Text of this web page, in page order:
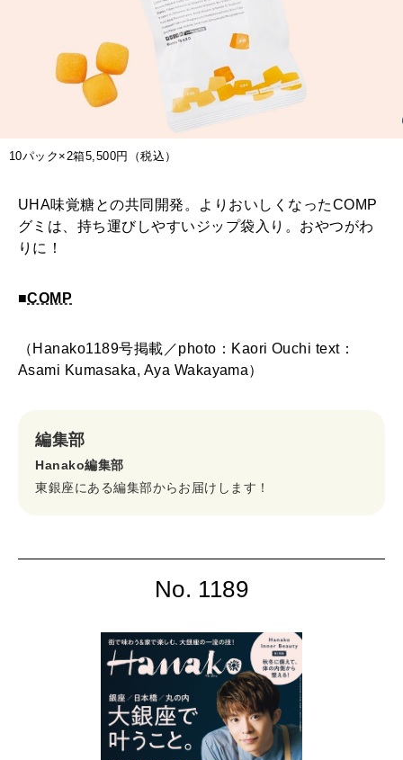
10パック×2箱5,500円（税込）
UHA味覚糖との共同開発。よりおいしくなったCOMP
グミは、持ち運びしやすいジップ袋入り。おやつがわ
りに！
■COMP
（Hanako1189号掲載／photo：Kaori Ouchi text：
Asami Kumasaka, Aya Wakayama）
編集部
Hanako編集部
東銀座にある編集部からお届けします！
No. 1189